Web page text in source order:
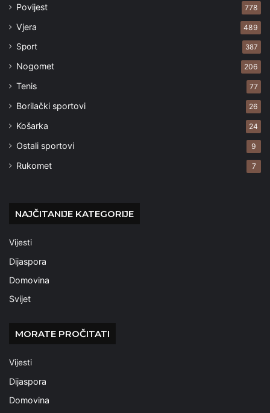
Povijest 778
Vjera 489
Sport 387
Nogomet 206
Tenis 77
Borilački sportovi 26
Košarka 24
Ostali sportovi 9
Rukomet 7
NAJČITANIJE KATEGORIJE
Vijesti
Dijaspora
Domovina
Svijet
MORATE PROČITATI
Vijesti
Dijaspora
Domovina